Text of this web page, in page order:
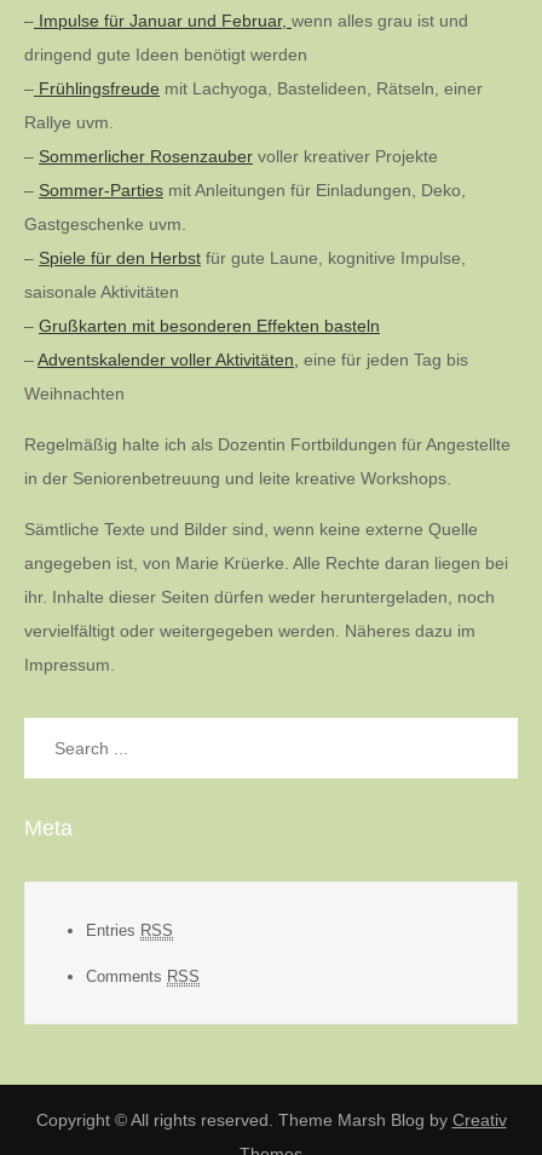
– Impulse für Januar und Februar, wenn alles grau ist und
dringend gute Ideen benötigt werden
– Frühlingsfreude mit Lachyoga, Bastelideen, Rätseln, einer
Rallye uvm.
– Sommerlicher Rosenzauber voller kreativer Projekte
– Sommer-Parties mit Anleitungen für Einladungen, Deko,
Gastgeschenke uvm.
– Spiele für den Herbst für gute Laune, kognitive Impulse,
saisonale Aktivitäten
– Grußkarten mit besonderen Effekten basteln
–Adventskalender voller Aktivitäten, eine für jeden Tag bis
Weihnachten
Regelmäßig halte ich als Dozentin Fortbildungen für Angestellte
in der Seniorenbetreuung und leite kreative Workshops.
Sämtliche Texte und Bilder sind, wenn keine externe Quelle
angegeben ist, von Marie Krüerke. Alle Rechte daran liegen bei
ihr. Inhalte dieser Seiten dürfen weder heruntergeladen, noch
vervielfältigt oder weitergegeben werden. Näheres dazu im
Impressum.
Meta
Entries RSS
Comments RSS
Copyright © All rights reserved. Theme Marsh Blog by Creativ